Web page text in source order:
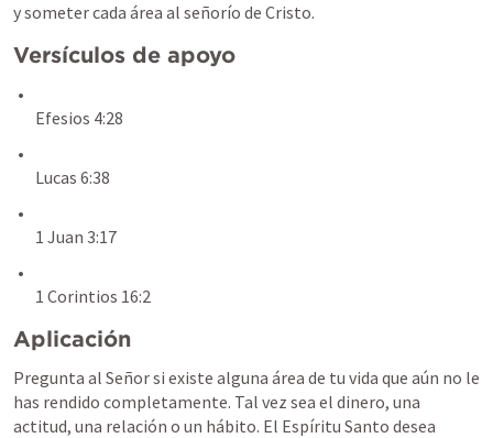
y someter cada área al señorío de Cristo.
Versículos de apoyo
Efesios 4:28
Lucas 6:38
1 Juan 3:17
1 Corintios 16:2
Aplicación
Pregunta al Señor si existe alguna área de tu vida que aún no le
has rendido completamente. Tal vez sea el dinero, una
actitud, una relación o un hábito. El Espíritu Santo desea